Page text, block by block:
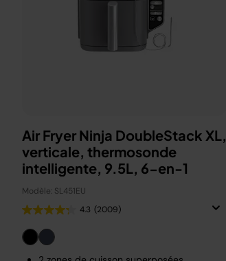
Air Fryer Ninja DoubleStack XL,
verticale, thermosonde
intelligente, 9.5L, 6-en-1
Modèle: SL451EU
4.3 (2009)